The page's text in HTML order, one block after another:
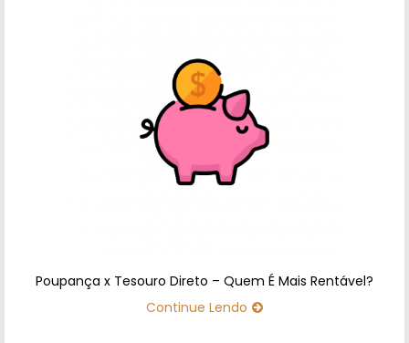
Poupança x Tesouro Direto – Quem É Mais Rentável?
Continue Lendo